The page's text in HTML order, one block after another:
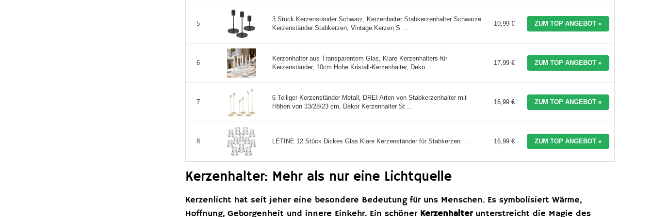
5
3 Stück Kerzenständer Schwarz, Kerzenhalter Stabkerzenhalter Schwarze
Kerzenständer Stabkerzen, Vintage Kerzen S ...
10,99 € ZUM TOP ANGEBOT »
6
Kerzenhalter aus Transparentem Glas, Klare Kerzenhalters für
Kerzenständer, 10cm Hohe Kristall-Kerzenhalter, Deko ...
17,99 € ZUM TOP ANGEBOT »
7
6 Teiliger Kerzenständer Metall, DREI Arten von Stabkerzenhalter mit
Höhen von 33/28/23 cm, Dekor Kerzenhalter St ...
16,99 € ZUM TOP ANGEBOT »
8 LETINE 12 Stück Dickes Glas Klare Kerzenständer für Stabkerzen ... 16,99 € ZUM TOP ANGEBOT »
Kerzenhalter: Mehr als nur eine Lichtquelle
Kerzenlicht hat seit jeher eine besondere Bedeutung für uns Menschen. Es symbolisiert Wärme,
Hoffnung, Geborgenheit und innere Einkehr. Ein schöner Kerzenhalterunterstreicht die Magie des